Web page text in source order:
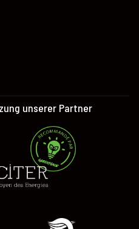
unserer Partner